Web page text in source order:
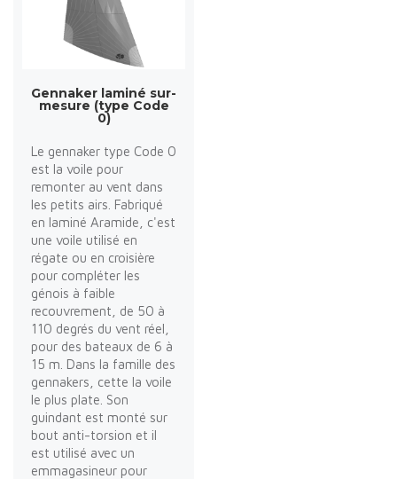
Gennaker laminé sur-
mesure (type Code
0)
Le gennaker type Code 0
est la voile pour
remonter au vent dans
les petits airs. Fabriqué
en laminé Aramide, c'est
une voile utilisé en
régate ou en croisière
pour compléter les
génois à faible
recouvrement, de 50 à
110 degrés du vent réel,
pour des bateaux de 6 à
15 m. Dans la famille des
gennakers, cette la voile
le plus plate. Son
guindant est monté sur
bout anti-torsion et il
est utilisé avec un
emmagasineur pour